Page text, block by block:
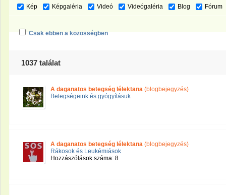
Kép Képgaléria Videó Videógaléria Blog Fórum
Csak ebben a közösségben
1037 találat
A daganatos betegség lélektana (blogbejegyzés)
Betegségeink és gyógyításuk
A daganatos betegség lélektana (blogbejegyzés)
Rákosok és Leukémiások
Hozzászólások száma: 8